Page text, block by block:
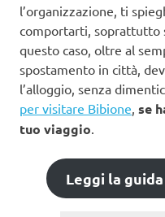
l’organizzazione, ti
comportarti, soprattutto
questo caso, oltre al
spostamento in città,
l’alloggio, senza
per visitare Bibione se
tuo viaggio
Leggi la